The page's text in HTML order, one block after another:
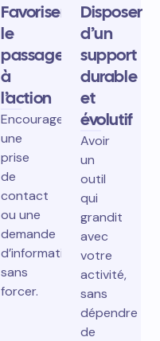
Favoriser
le
passage
à
l’action
Encourager
une
prise
de
contact
ou une
demande
d’information
sans
forcer.
Disposer
d’un
support
durable
et
évolutif
Avoir
un
outil
qui
grandit
avec
votre
activité,
sans
dépendre
de